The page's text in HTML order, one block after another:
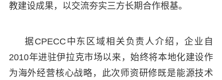
教建设成果，以交流夯实三方长期合作根基。
据CPECC中东区域相关负责人介绍，企业自
2010年进驻伊拉克市场以来，始终将本地化建设作
为海外经营核心战略，此次师资研修既是能源技术